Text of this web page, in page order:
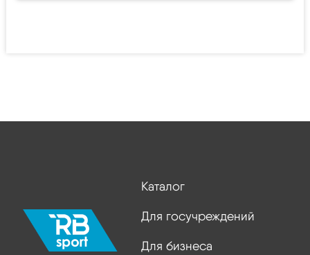
Каталог
Для госучреждений
Для бизнеса